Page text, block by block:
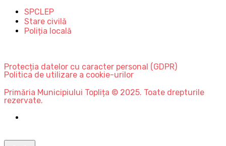
SPCLEP
Stare civilă
Poliția locală
Protecția datelor cu caracter personal (GDPR)
Politica de utilizare a cookie-urilor
Primăria Municipiului Toplița © 2025. Toate drepturile
rezervate.